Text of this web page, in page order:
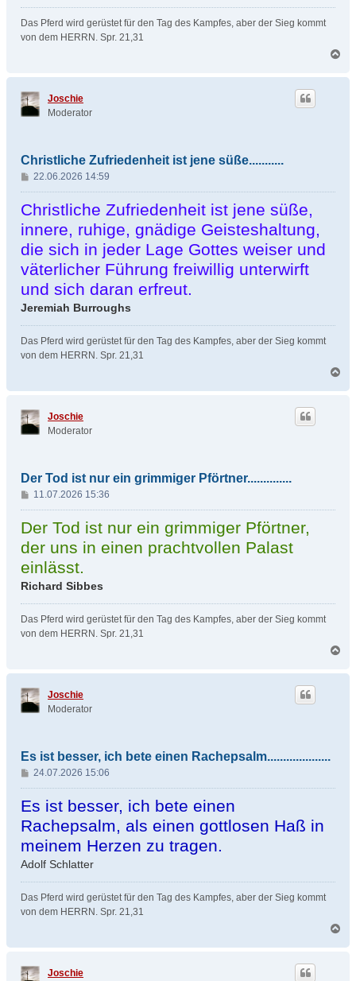
Das Pferd wird gerüstet für den Tag des Kampfes, aber der Sieg kommt
von dem HERRN. Spr. 21,31
c
Joschie
Moderator
Christliche Zufriedenheit ist jene süße...........
B
e
i
t
r
a
g
22.06.2026 14:59
Christliche Zufriedenheit ist jene süße,
innere, ruhige, gnädige Geisteshaltung,
die sich in jeder Lage Gottes weiser und
väterlicher Führung freiwillig unterwirft
und sich daran erfreut.
Jeremiah Burroughs
Das Pferd wird gerüstet für den Tag des Kampfes, aber der Sieg kommt
von dem HERRN. Spr. 21,31
Joschie
Moderator
Der Tod ist nur ein grimmiger Pförtner..............
B
e
i
r
a
g
11.07.2026 15:36
Der Tod ist nur ein grimmiger Pförtner,
der uns in einen prachtvollen Palast
einlässt.
Richard Sibbes
Das Pferd wird gerüstet für den Tag des Kampfes, aber der Sieg kommt
von dem HERRN. Spr. 21,31
c
Joschie
Moderator
Es ist besser, ich bete einen Rachepsalm....................
B
e
i
t
r
a
g
24.07.2026 15:06
Es ist besser, ich bete einen
Rachepsalm, als einen gottlosen Haß in
meinem Herzen zu tragen.
Adolf Schlatter
Das Pferd wird gerüstet für den Tag des Kampfes, aber der Sieg kommt
von dem HERRN. Spr. 21,31
Joschie